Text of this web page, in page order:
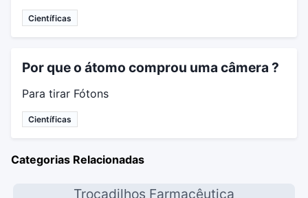
Científicas
Por que o átomo comprou uma câmera ?
Para tirar Fótons
Científicas
Categorias Relacionadas
Trocadilhos Farmacêutica